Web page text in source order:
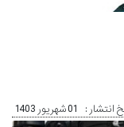
انتشار : 01 شهریور 1403